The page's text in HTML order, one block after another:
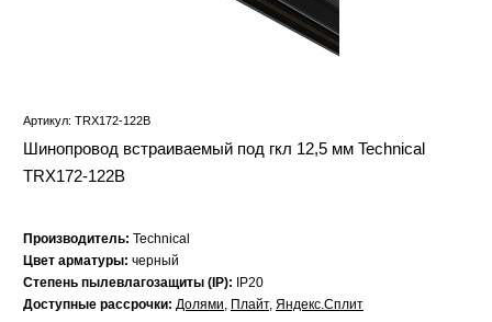
Артикул: TRX172-122B
Шинопровод встраиваемый под гкл 12,5 мм Technical
TRX172-122B
Производитель: Technical
Цвет арматуры: черный
Степень пылевлагозащиты (IP):
IP20
Доступные рассрочки: Долями, Плайт, Яндекс.Сплит